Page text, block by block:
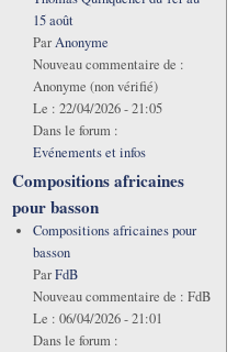
15 août
ParAnonyme
Nouveau commentaire de :
Anonyme (non vérifié)
Le : 22/04/2026 - 21:05
Dans le forum :
Evénements et infos
Compositions africaines
pour basson
Compositions africaines pour
basson
ParFdB
Nouveau commentaire de : FdB
Le : 06/04/2026 - 21:01
Dans le forum :